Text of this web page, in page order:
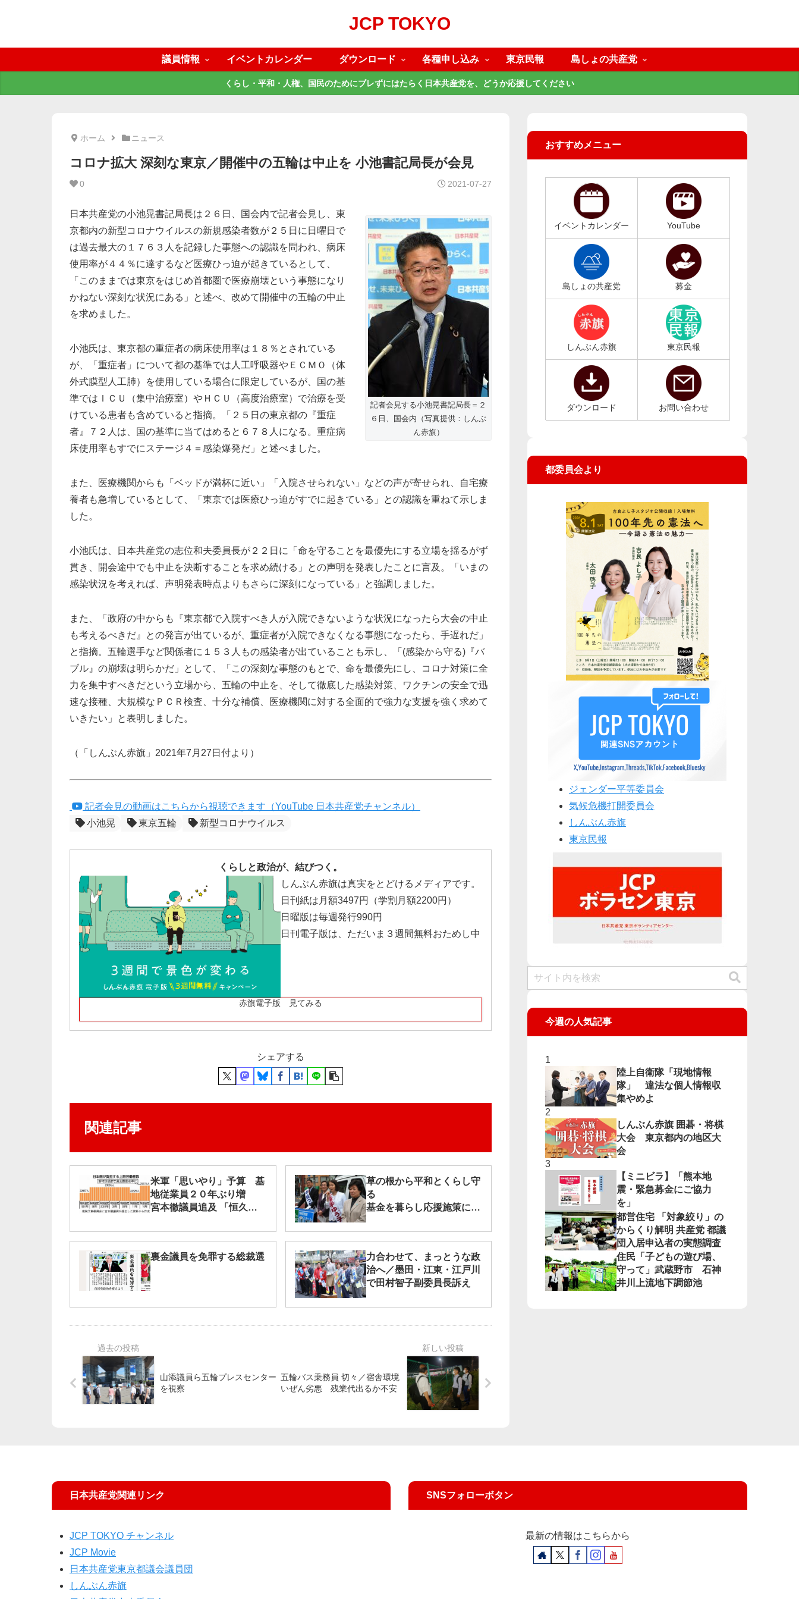
JCP TOKYO
議員情報 イベントカレンダー ダウンロード 各種申し込み 東京民報 島しょの共産党
くらし・平和・人権、国民のためにブレずにはたらく日本共産党を、どうか応援してください
ホーム ニュース
コロナ拡大 深刻な東京／開催中の五輪は中止を 小池書記局長が会見
0 2021-07-27
記者会見する小池晃書記局長＝２
６日、国会内（写真提供：しんぶ
ん赤旗）
日本共産党の小池晃書記局長は２６日、国会内で記者会見し、東
京都内の新型コロナウイルスの新規感染者数が２５日に日曜日で
は過去最大の１７６３人を記録した事態への認識を問われ、病床
使用率が４４％に達するなど医療ひっ迫が起きているとして、
「このままでは東京をはじめ首都圏で医療崩壊という事態になり
かねない深刻な状況にある」と述べ、改めて開催中の五輪の中止
を求めました。
小池氏は、東京都の重症者の病床使用率は１８％とされている
が、「重症者」について都の基準では人工呼吸器やＥＣＭＯ（体
外式膜型人工肺）を使用している場合に限定しているが、国の基
準ではＩＣＵ（集中治療室）やＨＣＵ（高度治療室）で治療を受
けている患者も含めていると指摘。「２５日の東京都の『重症
者』７２人は、国の基準に当てはめると６７８人になる。重症病
床使用率もすでにステージ４＝感染爆発だ」と述べました。
また、医療機関からも「ベッドが満杯に近い」「入院させられない」などの声が寄せられ、自宅療
養者も急増しているとして、「東京では医療ひっ迫がすでに起きている」との認識を重ねて示しま
した。
小池氏は、日本共産党の志位和夫委員長が２２日に「命を守ることを最優先にする立場を揺るがず
貫き、開会途中でも中止を決断することを求め続ける」との声明を発表したことに言及。「いまの
感染状況を考えれば、声明発表時点よりもさらに深刻になっている」と強調しました。
また、「政府の中からも『東京都で入院すべき人が入院できないような状況になったら大会の中止
も考えるべきだ』との発言が出ているが、重症者が入院できなくなる事態になったら、手遅れだ」
と指摘。五輪選手など関係者に１５３人もの感染者が出ていることも示し、「(感染から守る)『バ
ブル』の崩壊は明らかだ」として、「この深刻な事態のもとで、命を最優先にし、コロナ対策に全
力を集中すべきだという立場から、五輪の中止を、そして徹底した感染対策、ワクチンの安全で迅
速な接種、大規模なＰＣＲ検査、十分な補償、医療機関に対する全面的で強力な支援を強く求めて
いきたい」と表明しました。
（「しんぶん赤旗」2021年7月27日付より）
記者会見の動画はこちらから視聴できます（YouTube 日本共産党チャンネル）
小池晃
東京五輪 新型コロナウイルス
くらしと政治が、結びつく。
しんぶん赤旗は真実をとどけるメディアです。
日刊紙は月額3497円（学割月額2200円）
日曜版は毎週発行990円
日刊電子版は、ただいま３週間無料おためし中
赤旗電子版 見てみる
シェアする
関連記事
米軍「思いやり」予算 基
地従業員２０年ぶり増
宮本徹議員追及 「恒久化
草の根から平和とくらし守
る
基金を暮らし応援施策に／
文京区
裏金議員を免罪する総裁選
力合わせて、まっとうな政
治へ／墨田・江東・江戸川
で田村智子副委員長訴え
山添議員ら五輪プレスセンター
を視察
五輪バス乗務員 切々／宿舎環境
いぜん劣悪 残業代出るか不安
おすすめメニュー
イベントカレンダー YouTube
島しょの共産党 募金
しんぶん赤旗 東京民報
ダウンロード お問い合わせ
都委員会より
ジェンダー平等委員会
気候危機打開委員会
しんぶん赤旗
東京民報
今週の人気記事
陸上自衛隊「現地情報
隊」 違法な個人情報収
集やめよ
しんぶん赤旗 囲碁・将棋
大会 東京都内の地区大
会
【ミニビラ】「熊本地
震・緊急募金にご協力
を」
都営住宅 「対象絞り」の
からくり解明 共産党 都議
団入居申込者の実態調査
住民「子どもの遊び場、
守って」武蔵野市 石神
井川上流地下調節池
日本共産党関連リンク
JCP TOKYO チャンネル
JCP Movie
日本共産党東京都議会議員団
しんぶん赤旗
SNSフォローボタン
最新の情報はこちらから